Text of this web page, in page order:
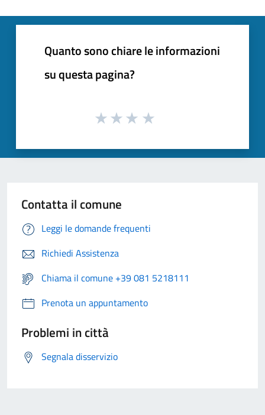
Quanto sono chiare le informazioni
su questa pagina?
Contatta il comune
Leggi le domande frequenti
Richiedi Assistenza
Chiama il comune +39 081 5218111
Prenota un appuntamento
Problemi in città
Segnala disservizio